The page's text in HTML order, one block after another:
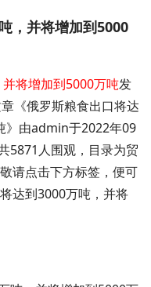
，并将增加到5000
将增加到5000万吨发
《俄罗斯粮食出口将达
》由admin于2022年09
5871人围观，目录为贸
请点击下方标签，便可
达到3000万吨，并将